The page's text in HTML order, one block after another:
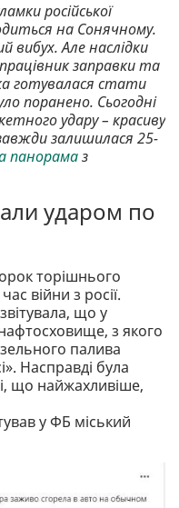
російської
на Сонячному.
вибух. Але наслідки
заправки та
готувалася стати
поранено. Сьогодні
удару – красиву
залишилася 25-
панорамаз
ударом по
торішнього
війни з росії.
що у
з якого
палива
Насправді була
що найжахливіше,
у ФБ міський